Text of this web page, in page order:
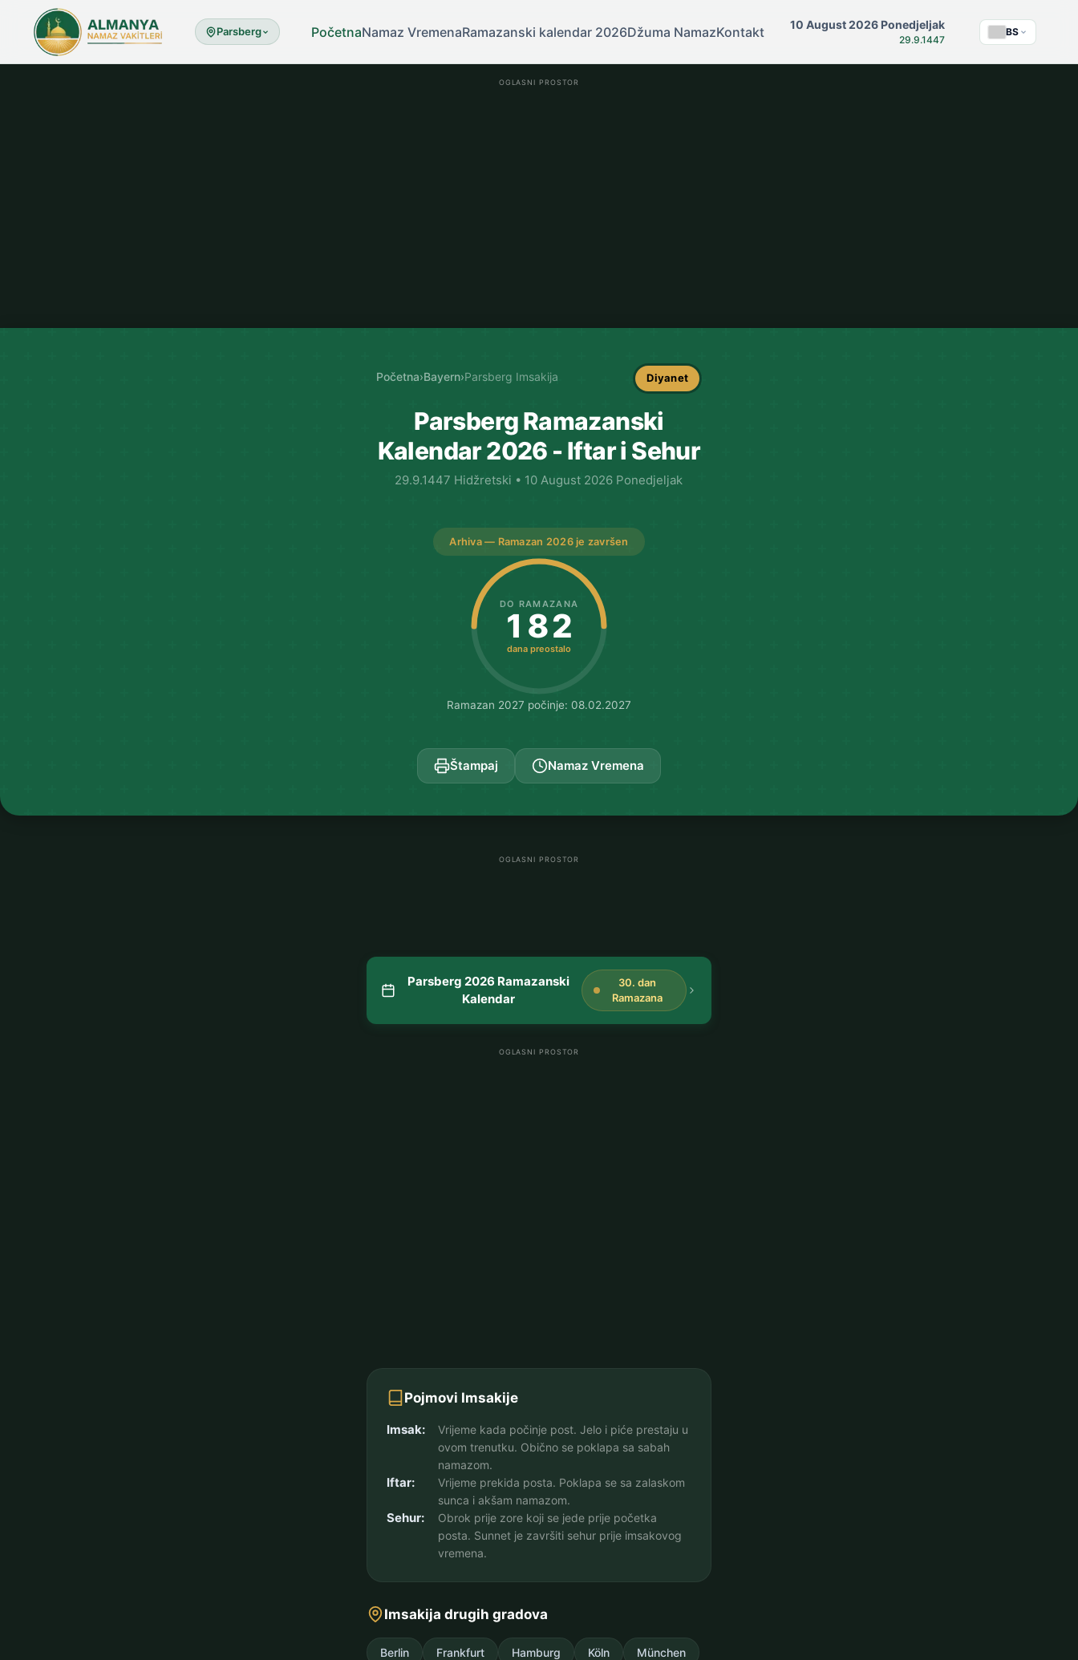
Parsberg PočetnaNamaz VremenaRamazanski kalendar 2026Džuma NamazKontakt 10 August 2026 Ponedjeljak
29.9.1447
BS
OGLASNI PROSTOR
Početna›Bayern›Parsberg Imsakija Diyanet
Parsberg Ramazanski
Kalendar 2026 - Iftar i Sehur
29.9.1447 Hidžretski • 10 August 2026 Ponedjeljak
Arhiva — Ramazan 2026 je završen
DO RAMAZANA
182
dana preostalo
Ramazan 2027 počinje: 08.02.2027
Štampaj Namaz Vremena
OGLASNI PROSTOR
Parsberg 2026 Ramazanski
Kalendar
30. dan
Ramazana
OGLASNI PROSTOR
Pojmovi Imsakije
Imsak:
Vrijeme kada počinje post. Jelo i piće prestaju u
ovom trenutku. Obično se poklapa sa sabah
namazom.
Iftar:
Vrijeme prekida posta. Poklapa se sa zalaskom
sunca i akšam namazom.
Sehur:
Obrok prije zore koji se jede prije početka
posta. Sunnet je završiti sehur prije imsakovog
vremena.
Imsakija drugih gradova
Berlin Frankfurt Hamburg Köln München